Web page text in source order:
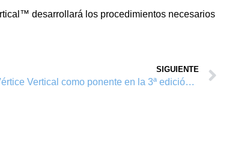
desarrollará los procedimientos necesarios
SIGUIENTE
Vértice Vertical como ponente en la 3ª edición del curso de «Seguridad en Obras Singulares» de Aidico 2010